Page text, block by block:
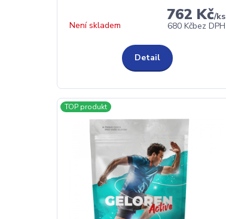
762 Kč/ks
680 Kčbez DPH
Není skladem
Detail
TOP produkt